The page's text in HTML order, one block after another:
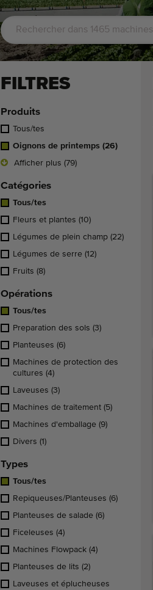
FILTRES
Produits
Tous/tes
Oignons de printemps (26)
Afficher plus (79)
Catégories
Tous/tes
Fleurs et plantes (10)
Légumes de plein champ (22)
Légumes de serre (12)
Fruits (8)
Opérations
Tous/tes
Preparation des sols (3)
Planteuses (6)
Machines de protection des
cultures (4)
Laveuses (3)
Machines de traitement (5)
Machines d'emballage (9)
Divers (1)
Types
Tous/tes
Repiqueuses/Planteuses (6)
Planteuses de salade (6)
Ficeleuses (4)
Machines Flowpack (4)
Planteuses de lits (2)
Laveuses et éplucheuses